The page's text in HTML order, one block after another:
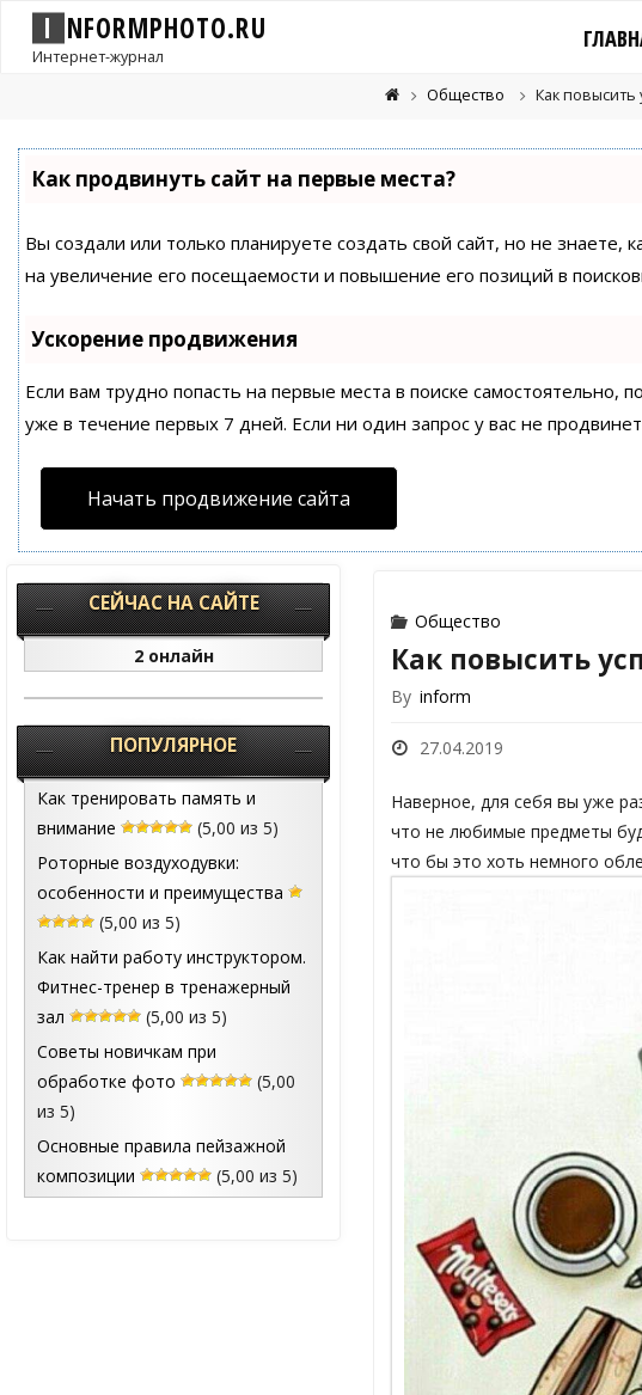
I NFORMPHOTO.RU
Интернет-журнал
Общество Как повысить
Как продвинуть сайт на первые места?
Вы создали или только планируете создать свой сайт, но не
на увеличение его посещаемости и повышение его позиций в
Ускорение продвижения
Если вам трудно попасть на первые места в поиске самостоятельно,
уже в течение первых 7 дней. Если ни один запрос у вас не
Начать продвижение сайта
Общество
Как повысить
By inform
27.04.2019
Наверное, для себя вы уже
что не любимые предметы
что бы это хоть немного
СЕЙЧАС НА САЙТЕ
2 онлайн
ПОПУЛЯРНОЕ
Как тренировать память и
внимание
(5,00 из 5)
Роторные воздуходувки:
особенности и преимущества
(5,00 из 5)
Как найти работу инструктором.
Фитнес-тренер в тренажерный
зал
(5,00 из 5)
Советы новичкам при
обработке фото
(5,00
из 5)
Основные правила пейзажной
композиции
(5,00 из 5)